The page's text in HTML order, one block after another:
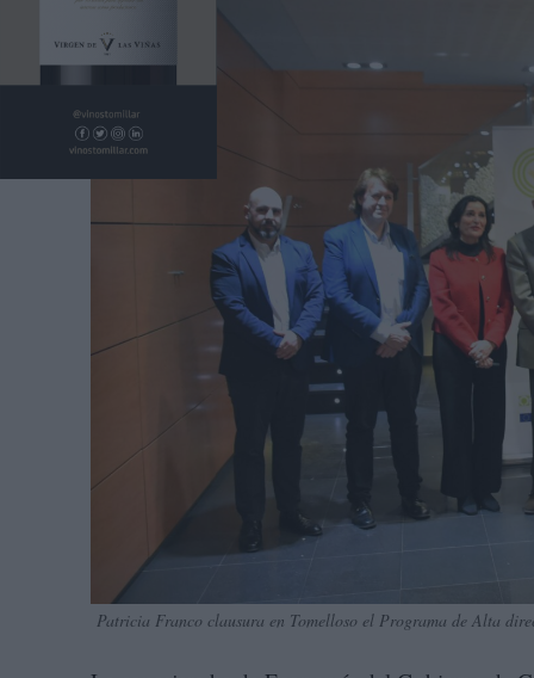
Patricia Franco clausura en Tomelloso el Programa de Alta